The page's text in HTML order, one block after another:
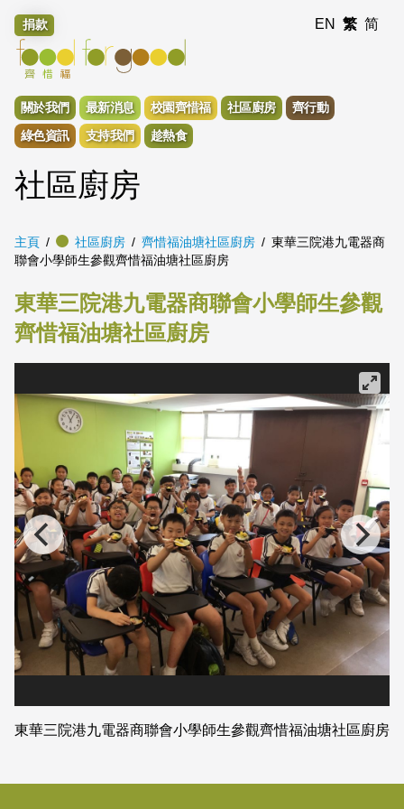
捐款 EN 繁 简
關於我們 最新消息 校園齊惜福 社區廚房
齊行動
綠色資訊
支持我們 趁熱食
社區廚房
主頁 社區廚房 齊惜福油塘社區廚房
東華三院港九電器商
聯會小學師生參觀齊惜福油塘社區廚房
東華三院港九電器商聯會小學師生參觀
齊惜福油塘社區廚房
東華三院港九電器商聯會小學師生參觀齊惜福油塘社區廚房